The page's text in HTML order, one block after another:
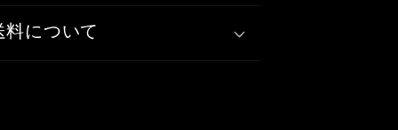
料について